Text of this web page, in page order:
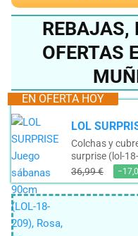
REBAJAS,
OFERTAS
EN OFERTA HOY
Colchas y
surprise (lol-
36,99 €